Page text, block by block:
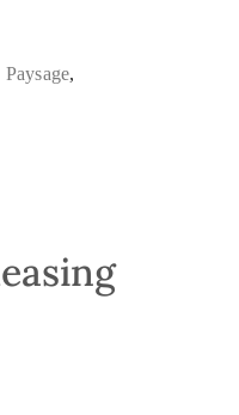
Paysage,